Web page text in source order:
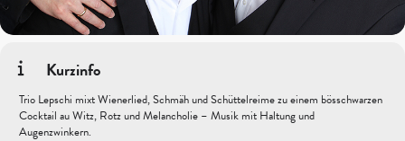
Kurzinfo
Trio Lepschi mixt Wienerlied, Schmäh und Schüttelreime zu einem bösschwarzen
Cocktail au Witz, Rotz und Melancholie – Musik mit Haltung und
Augenzwinkern.